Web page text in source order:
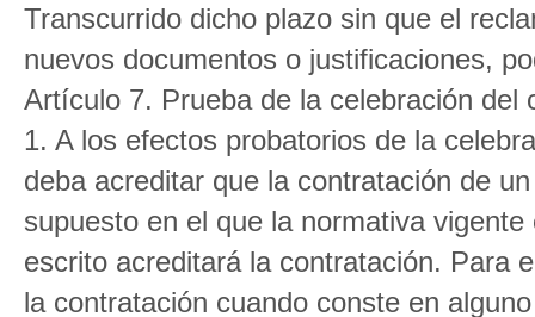
Transcurrido dicho plazo sin que el
nuevos documentos o justificaciones,
Artículo 7. Prueba de la celebración del
1. A los efectos probatorios de la
deba acreditar que la contratación de
supuesto en el que la normativa
escrito acreditará la contratación. Para
la contratación cuando conste en